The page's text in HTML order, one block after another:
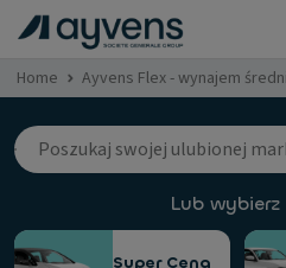
Home Ayvens Flex - wynajem
Lub
Super Cena